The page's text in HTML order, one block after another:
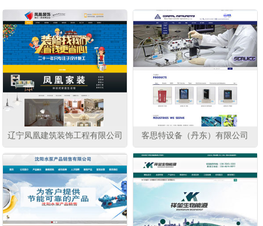
辽宁凤凰建筑装饰工程有限公司 客思特设备（丹东）有限公司